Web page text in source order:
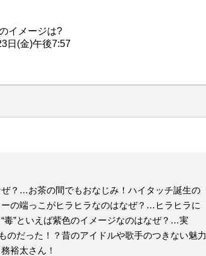
イメージは?
日(金)午後7:57
？…お茶の間でもおなじみ！ハイタッチ誕生の
の端っこがヒラヒラなのはなぜ？…ヒラヒラに
毒”といえば紫色のイメージなのはなぜ？…実
のだった！？昔のアイドルや歌手のつきない魅力
裕太さん！